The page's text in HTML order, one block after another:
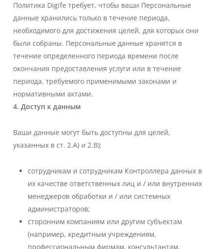
Политика Digife требует, чтобы ваши Персональные
данные хранились только в течение периода,
необходимого для достижения целей, для которых они
были собраны. Персональные данные хранятся в
течение определенного периода времени после
окончания предоставления услуги или в течение
периода, требуемого применимыми законами и
нормативными актами.
4. Доступ к данным
Ваши данные могут быть доступны для целей,
указанных в ст. 2.A) и 2.B):
сотрудникам и сотрудникам Контроллера данных в
их качестве ответственных лиц и / или внутренних
менеджеров обработки и / или системных
администраторов;
сторонним компаниям или другим субъектам
(например, кредитным учреждениям,
профессиональным фирмам, консультантам,